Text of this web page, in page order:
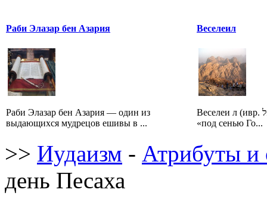
Раби Элазар бен Азария
Раби Элазар бен Азария — один из
выдающихся мудрецов ешивы в ...
Веселеил
Веселеи л (ивр. בְּצַלְאֵל‎, Бецале ль — букв.
«под сенью Го...
>> Иудаизм - Атрибуты и
день Песаха